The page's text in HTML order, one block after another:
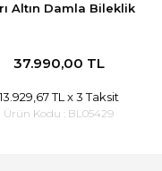
Altın Damla Bileklik
37.990,00 TL
TL x 3 Taksit
Ürün Kodu : BL05429